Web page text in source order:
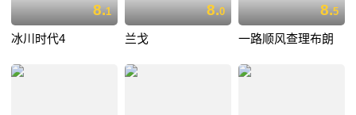
8.1
冰川时代4
8.0
兰戈
8.5
一路顺风查理布朗